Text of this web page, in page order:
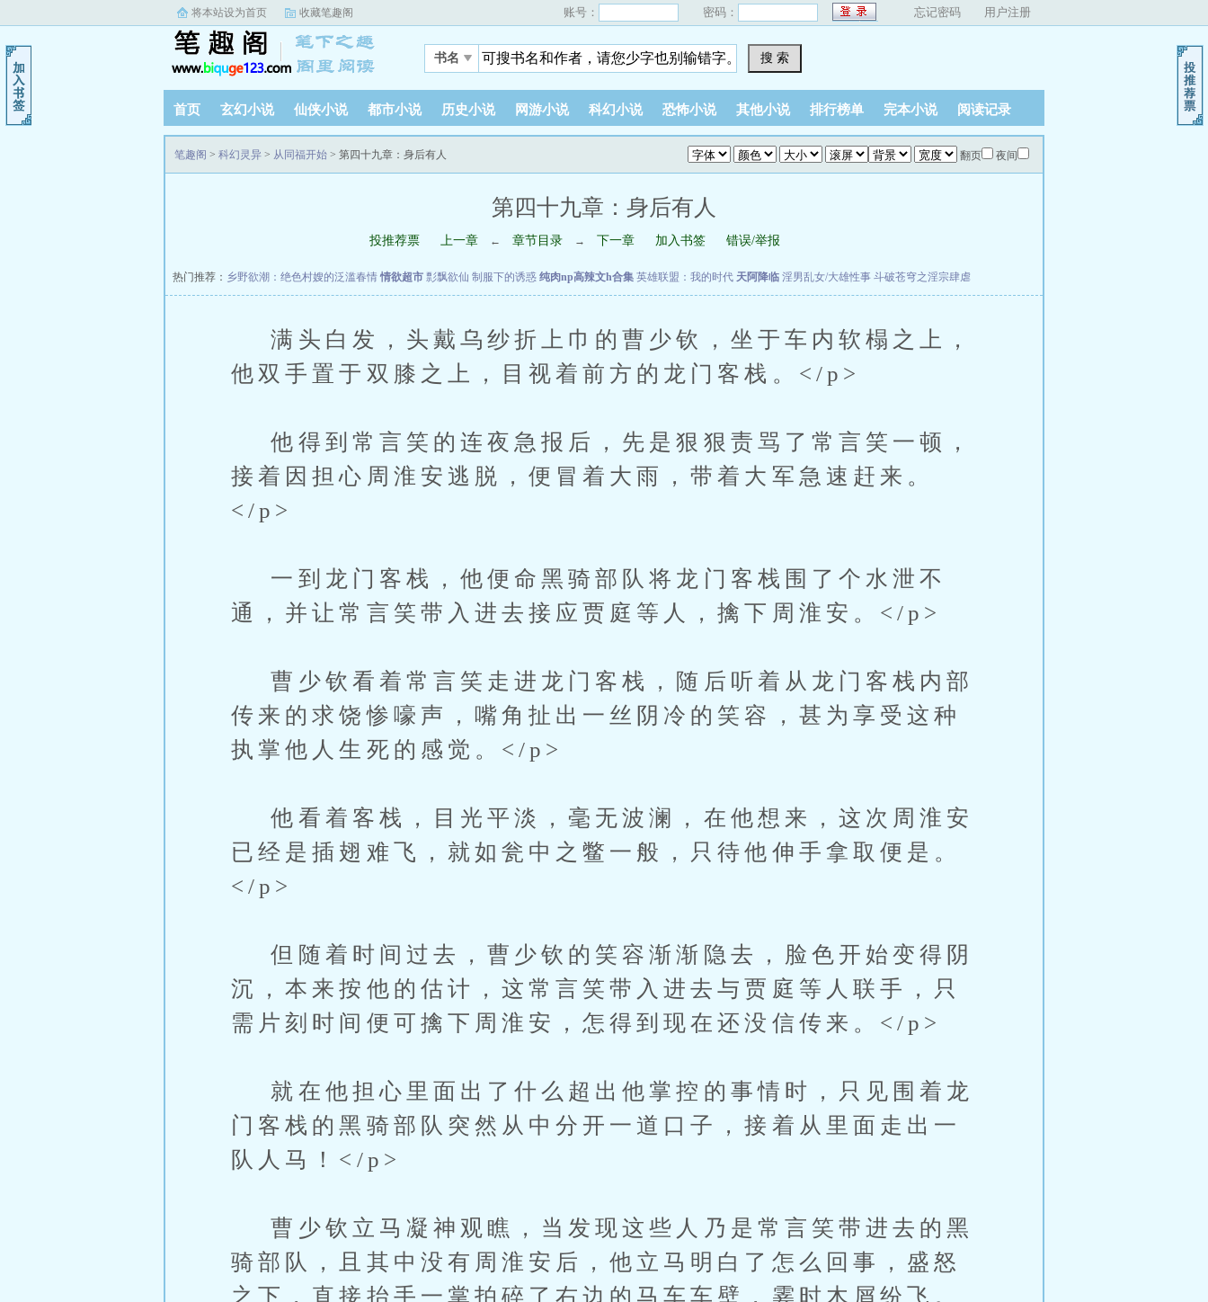
将本站设为首页 收藏笔趣阁 账号： 密码： 忘记密码 用户注册
书名 搜 索
首页 玄幻小说 仙侠小说 都市小说 历史小说 网游小说 科幻小说 恐怖小说 其他小说 排行榜单 完本小说 阅读记录
翻页 夜间
笔趣阁 > 科幻灵异 > 从同福开始 > 第四十九章：身后有人
第四十九章：身后有人
投推荐票 上一章 ← 章节目录 → 下一章 加入书签 错误/举报
热门推荐： 乡野欲潮：绝色村嫂的泛滥春情 情欲超市 彯飘欲仙 制服下的诱惑 纯肉np高辣文h合集 英雄联盟：我的时代 天阿降临 淫男乱女/大雄性事 斗破苍穹之淫宗肆虐
满头白发，头戴乌纱折上巾的曹少钦，坐于车内软榻之上，
他双手置于双膝之上，目视着前方的龙门客栈。</p>
他得到常言笑的连夜急报后，先是狠狠责骂了常言笑一顿，
接着因担心周淮安逃脱，便冒着大雨，带着大军急速赶来。
</p>
一到龙门客栈，他便命黑骑部队将龙门客栈围了个水泄不
通，并让常言笑带入进去接应贾庭等人，擒下周淮安。</p>
曹少钦看着常言笑走进龙门客栈，随后听着从龙门客栈内部
传来的求饶惨嚎声，嘴角扯出一丝阴冷的笑容，甚为享受这种
执掌他人生死的感觉。</p>
他看着客栈，目光平淡，毫无波澜，在他想来，这次周淮安
已经是插翅难飞，就如瓮中之鳖一般，只待他伸手拿取便是。
</p>
但随着时间过去，曹少钦的笑容渐渐隐去，脸色开始变得阴
沉，本来按他的估计，这常言笑带入进去与贾庭等人联手，只
需片刻时间便可擒下周淮安，怎得到现在还没信传来。</p>
就在他担心里面出了什么超出他掌控的事情时，只见围着龙
门客栈的黑骑部队突然从中分开一道口子，接着从里面走出一
队人马！</p>
曹少钦立马凝神观瞧，当发现这些人乃是常言笑带进去的黑
骑部队，且其中没有周淮安后，他立马明白了怎么回事，盛怒
之下，直接抬手一掌拍碎了右边的马车车壁，霎时木屑纷飞。